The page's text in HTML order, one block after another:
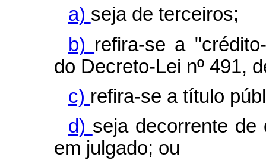
a) seja de terceiros;
b) refira-se a
do Decreto-Lei nº 491,
c) refira-se a título
d) seja decorrente de
em julgado; ou